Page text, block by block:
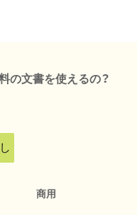
の文書を使えるの？
商用